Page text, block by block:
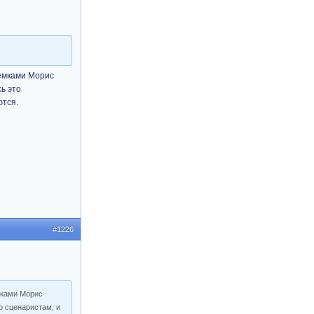
Морис
это
#1226
Морис
сценаристам, и